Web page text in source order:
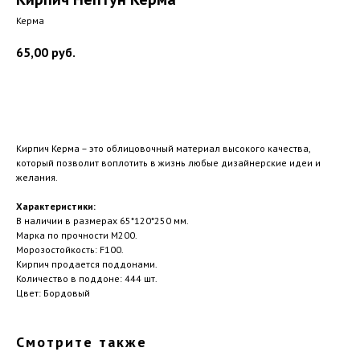
Керма
65,00 руб.
Кирпич Керма – это облицовочный материал высокого качества,
который позволит воплотить в жизнь любые дизайнерские идеи и
желания.
Характеристики:
В наличии в размерах 65*120*250 мм.
Марка по прочности М200.
Морозостойкость: F100.
Кирпич продается поддонами.
Количество в поддоне: 444 шт.
Цвет: Бордовый
Смотрите также